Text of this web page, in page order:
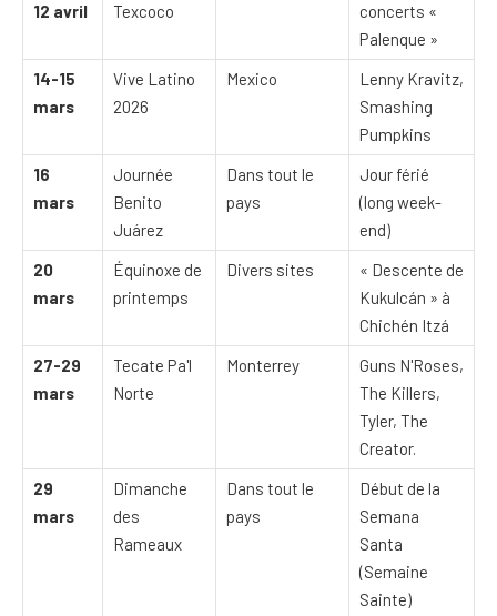
12 avril
Texcoco
concerts «
Palenque »
14-15
mars
Vive Latino
2026
Mexico
Lenny Kravitz,
Smashing
Pumpkins
16
mars
Journée
Benito
Juárez
Dans tout le
pays
Jour férié
(long week-
end)
20
mars
Équinoxe de
printemps
Divers sites
« Descente de
Kukulcán » à
Chichén Itzá
27-29
mars
Tecate Pa'l
Norte
Monterrey
Guns N'Roses,
The Killers,
Tyler, The
Creator.
29
mars
Dimanche
des
Rameaux
Dans tout le
pays
Début de la
Semana
Santa
(Semaine
Sainte)